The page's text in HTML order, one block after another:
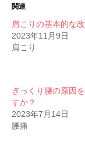
関連
肩こりの基本的な
2023年11月9日
肩こり
ぎっくり腰の原因
すか？
2023年7月14日
腰痛